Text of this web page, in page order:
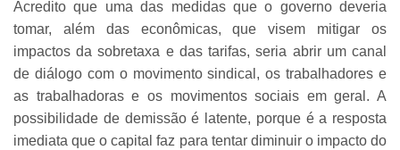
Acredito que uma das medidas que o governo deveria
tomar, além das econômicas, que visem mitigar os
impactos da sobretaxa e das tarifas, seria abrir um canal
de diálogo com o movimento sindical, os trabalhadores e
as trabalhadoras e os movimentos sociais em geral. A
possibilidade de demissão é latente, porque é a resposta
imediata que o capital faz para tentar diminuir o impacto do